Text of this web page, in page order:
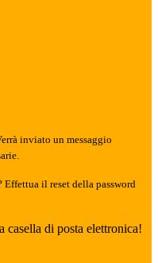
inviato un messaggio
Effettua il reset della password
casella di posta elettronica!